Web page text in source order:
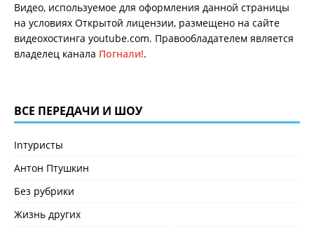
Видео, используемое для оформления данной страницы
на условиях Открытой лицензии, размещено на сайте
видеохостинга youtube.com. Правообладателем является
владелец канала Погнали!.
ВСЕ ПЕРЕДАЧИ И ШОУ
Inтуристы
Антон Птушкин
Без рубрики
Жизнь других